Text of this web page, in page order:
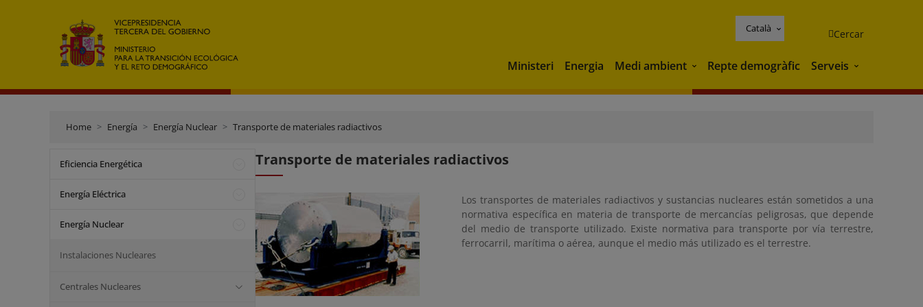
Català Cercar
Ministeri Energia Medi ambient Medi ambient
Repte demogràfic Serveis Serveis
Home Energía Energía Nuclear Transporte de materiales radiactivos
Eficiencia Energética
Energía Eléctrica
Energía Nuclear
Instalaciones Nucleares
Centrales Nucleares
Transporte de materiales radiactivos
Los transportes de materiales radiactivos y sustancias nucleares están sometidos a una
normativa específica en materia de transporte de mercancías peligrosas, que depende
del medio de transporte utilizado. Existe normativa para transporte por vía terrestre,
ferrocarril, marítima o aérea, aunque el medio más utilizado es el terrestre.